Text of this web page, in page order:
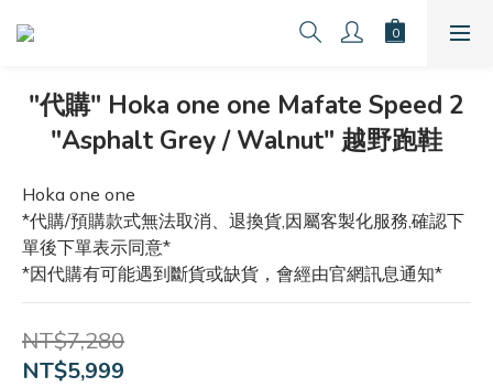
"代購" Hoka one one Mafate Speed 2
"Asphalt Grey / Walnut" 越野跑鞋
Hoka one one
*代購/預購款式無法取消、退換貨,因屬客製化服務,確認下
單後下單表示同意*
*因代購有可能遇到斷貨或缺貨，會經由官網訊息通知*
NT$7,280
NT$5,999